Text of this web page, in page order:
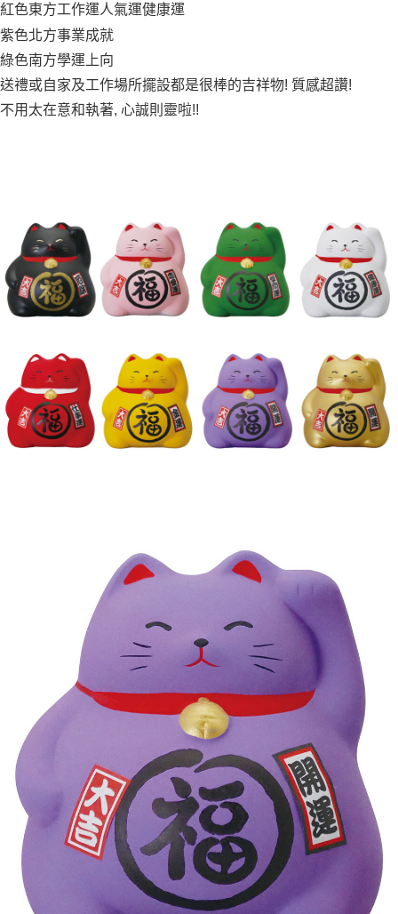
紅色東方工作運人氣運健康運
紫色北方事業成就
綠色南方學運上向
送禮或自家及工作場所擺設都是很棒的吉祥物! 質感超讚!
不用太在意和執著, 心誠則靈啦!!